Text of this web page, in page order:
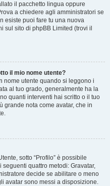
il pacchetto lingua oppure
a chiedere agli amministratori se
esiste puoi fare tu una nuova
sul sito di phpBB Limited (trovi il
il mio nome utente?
nome utente quando si leggono i
al tuo grado, generalmente ha la
quanti interventi hai scritto o il tuo
grande nota come avatar, che in
sotto “Profilo” è possibile
quattro metodi: Gravatar,
decide se abilitare o meno
avatar sono messi a disposizione.